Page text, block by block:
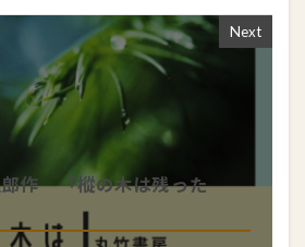
Next
郎作 「樅の木は残った